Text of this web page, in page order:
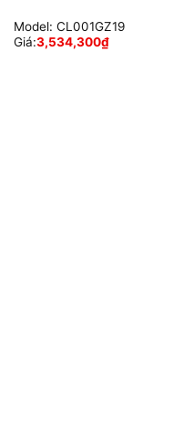
Model: CL001GZ19
Giá:3,534,300₫